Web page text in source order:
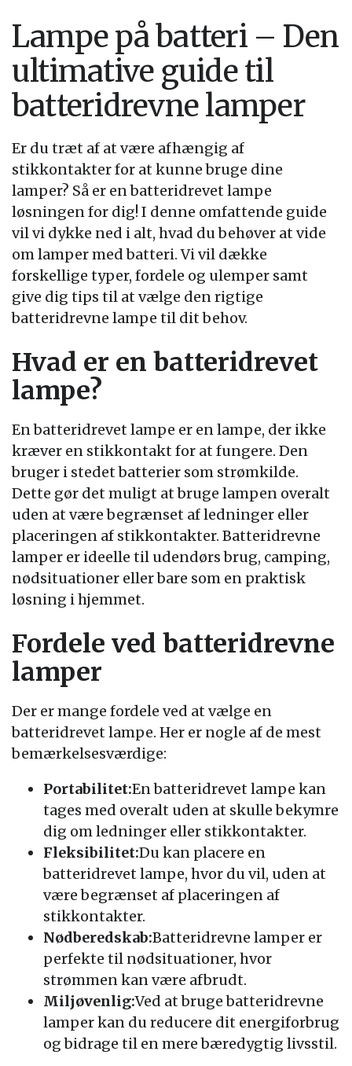
Lampe på batteri – Den
ultimative guide til
batteridrevne lamper
Er du træt af at være afhængig af
stikkontakter for at kunne bruge dine
lamper? Så er en batteridrevet lampe
løsningen for dig! I denne omfattende guide
vil vi dykke ned i alt, hvad du behøver at vide
om lamper med batteri. Vi vil dække
forskellige typer, fordele og ulemper samt
give dig tips til at vælge den rigtige
batteridrevne lampe til dit behov.
Hvad er en batteridrevet
lampe?
En batteridrevet lampe er en lampe, der ikke
kræver en stikkontakt for at fungere. Den
bruger i stedet batterier som strømkilde.
Dette gør det muligt at bruge lampen overalt
uden at være begrænset af ledninger eller
placeringen af stikkontakter. Batteridrevne
lamper er ideelle til udendørs brug, camping,
nødsituationer eller bare som en praktisk
løsning i hjemmet.
Fordele ved batteridrevne
lamper
Der er mange fordele ved at vælge en
batteridrevet lampe. Her er nogle af de mest
bemærkelsesværdige:
Portabilitet:En batteridrevet lampe kan
tages med overalt uden at skulle bekymre
dig om ledninger eller stikkontakter.
Fleksibilitet:Du kan placere en
batteridrevet lampe, hvor du vil, uden at
være begrænset af placeringen af
stikkontakter.
Nødberedskab:Batteridrevne lamper er
perfekte til nødsituationer, hvor
strømmen kan være afbrudt.
Miljøvenlig:Ved at bruge batteridrevne
lamper kan du reducere dit energiforbrug
og bidrage til en mere bæredygtig livsstil.